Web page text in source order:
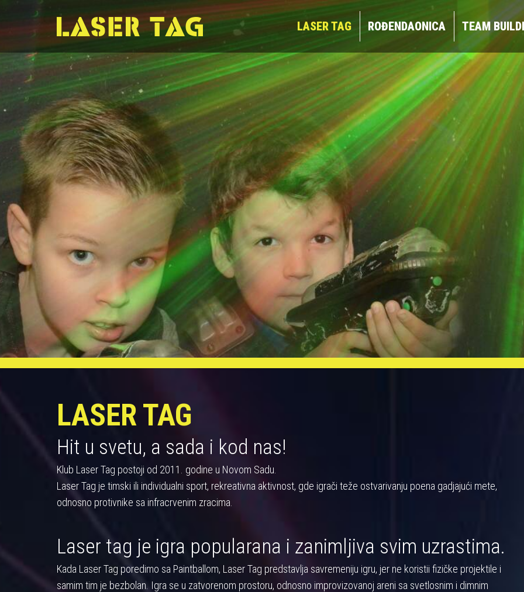
LASER TAG ROĐENDAONICA TEAM
LASER TAG
Hit u svetu, a sada i kod nas!
Klub Laser Tag postoji od 2011. godine u Novom Sadu.
Laser Tag je timski ili individualni sport, rekreativna aktivnost, gde igrači teže ostvarivanju poena gadjajući mete,
odnosno protivnike sa infracrvenim zracima.
Laser tag je igra popularana i zanimljiva svim uzrastima.
Kada Laser Tag poredimo sa Paintballom, Laser Tag predstavlja savremeniju igru, jer ne koristii fizičke projektile i
samim tim je bezbolan. Igra se u zatvorenom prostoru, odnosno improvizovanoj areni sa svetlosnim i dimnim
LASER TAG TEAM